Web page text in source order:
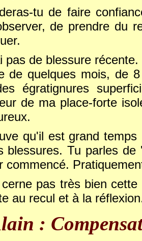
tu de faire
de prendre du
pas de blessure
de quelques mois, de
égratignures
de ma place-forte
qu'il est grand
blessures. Tu parles
commencé.
pas très bien
au recul et à la
: